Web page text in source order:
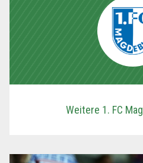
Weitere 1. FC